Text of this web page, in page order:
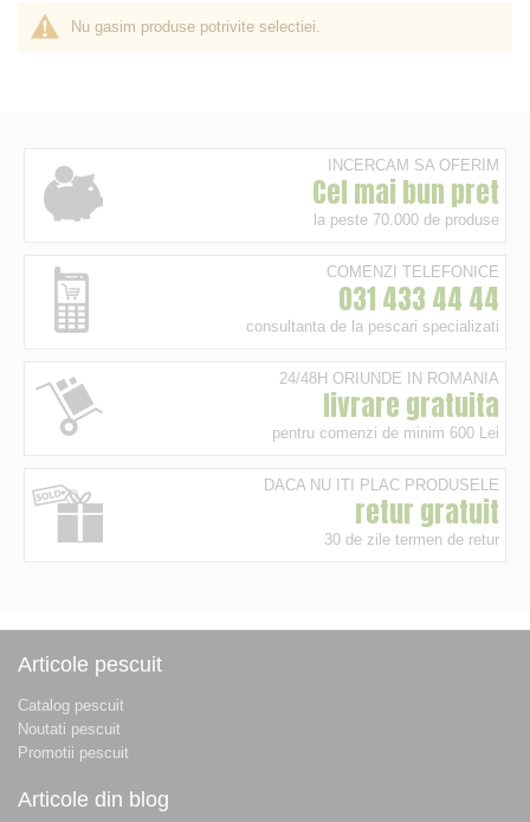
Nu gasim produse potrivite selectiei.
INCERCAM SA OFERIM
Cel mai bun pret
la peste 70.000 de produse
COMENZI TELEFONICE
031 433 44 44
consultanta de la pescari specializati
24/48H ORIUNDE IN ROMANIA
livrare gratuita
pentru comenzi de minim 600 Lei
DACA NU ITI PLAC PRODUSELE
retur gratuit
30 de zile termen de retur
Articole pescuit
Catalog pescuit
Noutati pescuit
Promotii pescuit
Articole din blog